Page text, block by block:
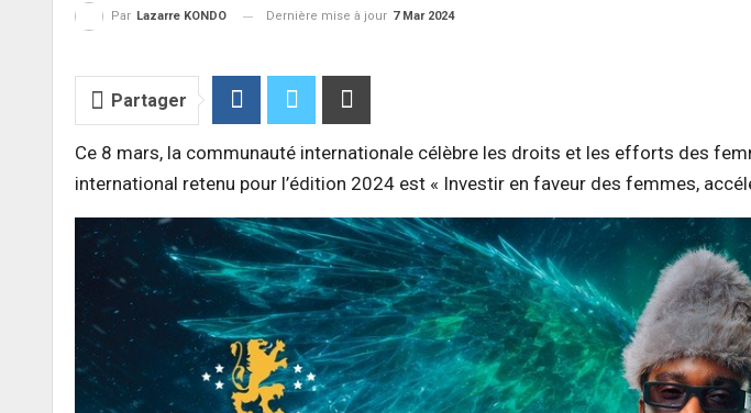
Par Lazarre KONDO Dernière mise à jour 7 Mar 2024
Partager
Ce 8 mars, la communauté internationale célèbre les droits et les efforts des
international retenu pour l’édition 2024 est « Investir en faveur des femmes,